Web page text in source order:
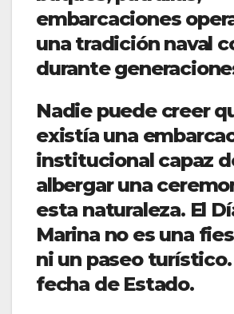
embarcaciones
una tradición naval
durante
Nadie puede creer
existía una
institucional capaz
albergar una
esta naturaleza. El
Marina no es una
ni un paseo turístico.
fecha de Estado.